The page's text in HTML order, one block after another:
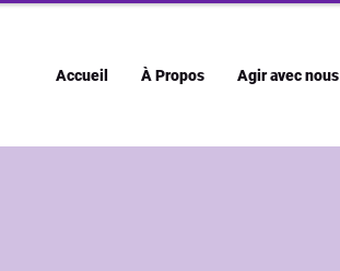
Accueil À Propos Agir avec nous